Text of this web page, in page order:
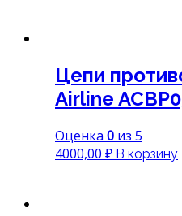
Цепи
Airline
Оценка 0 из 5
4000,00 ₽ В корзину